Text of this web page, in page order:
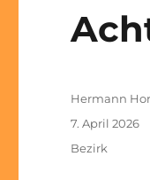
Autor
Hermann
Veröffentlicht
7. April 2026
Kategorien
Bezirk